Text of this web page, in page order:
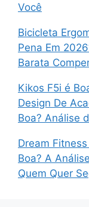
Você
Bicicleta
Pena Em
Barata
Kikos F5i é
Design De
Boa? Análise
Dream
Boa? A
Quem Quer